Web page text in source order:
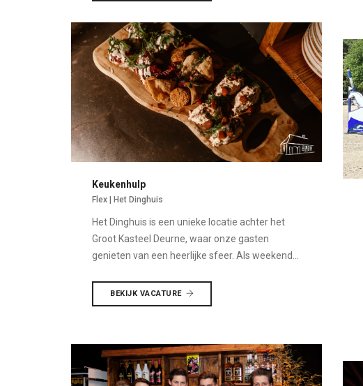
Keukenhulp
Flex | Het Dinghuis
Het Dinghuis is een unieke locatie achter het
Groot Kasteel Deurne, waar onze gasten
genieten van een heerlijke sfeer. Als weekend...
BEKIJK VACATURE